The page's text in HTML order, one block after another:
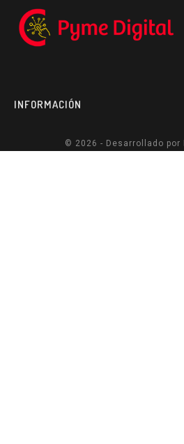
INFORMACIÓN
© 2026 - Desarrollado por